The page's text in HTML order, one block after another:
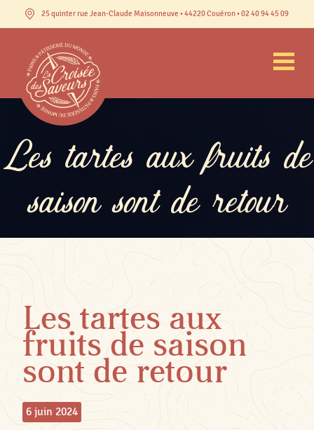
25 quinter rue Jean-Claude Maisonneuve • 44220 Couëron • 02 40 94 45 09
Les tartes aux fruits de
saison sont de retour
Les tartes aux
fruits de saison
sont de retour
6 juin 2024